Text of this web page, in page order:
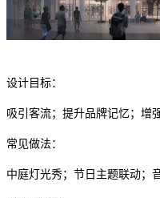
设计目标：
吸引客流；提升品牌记忆；增
常见做法：
中庭灯光秀；节日主题联动；